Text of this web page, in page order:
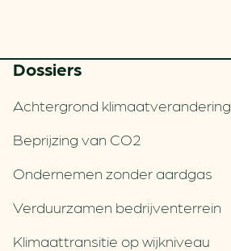
Dossiers
Achtergrond klimaatverandering
Beprijzing van CO2
Ondernemen zonder aardgas
Verduurzamen bedrijventerrein
Klimaattransitie op wijkniveau